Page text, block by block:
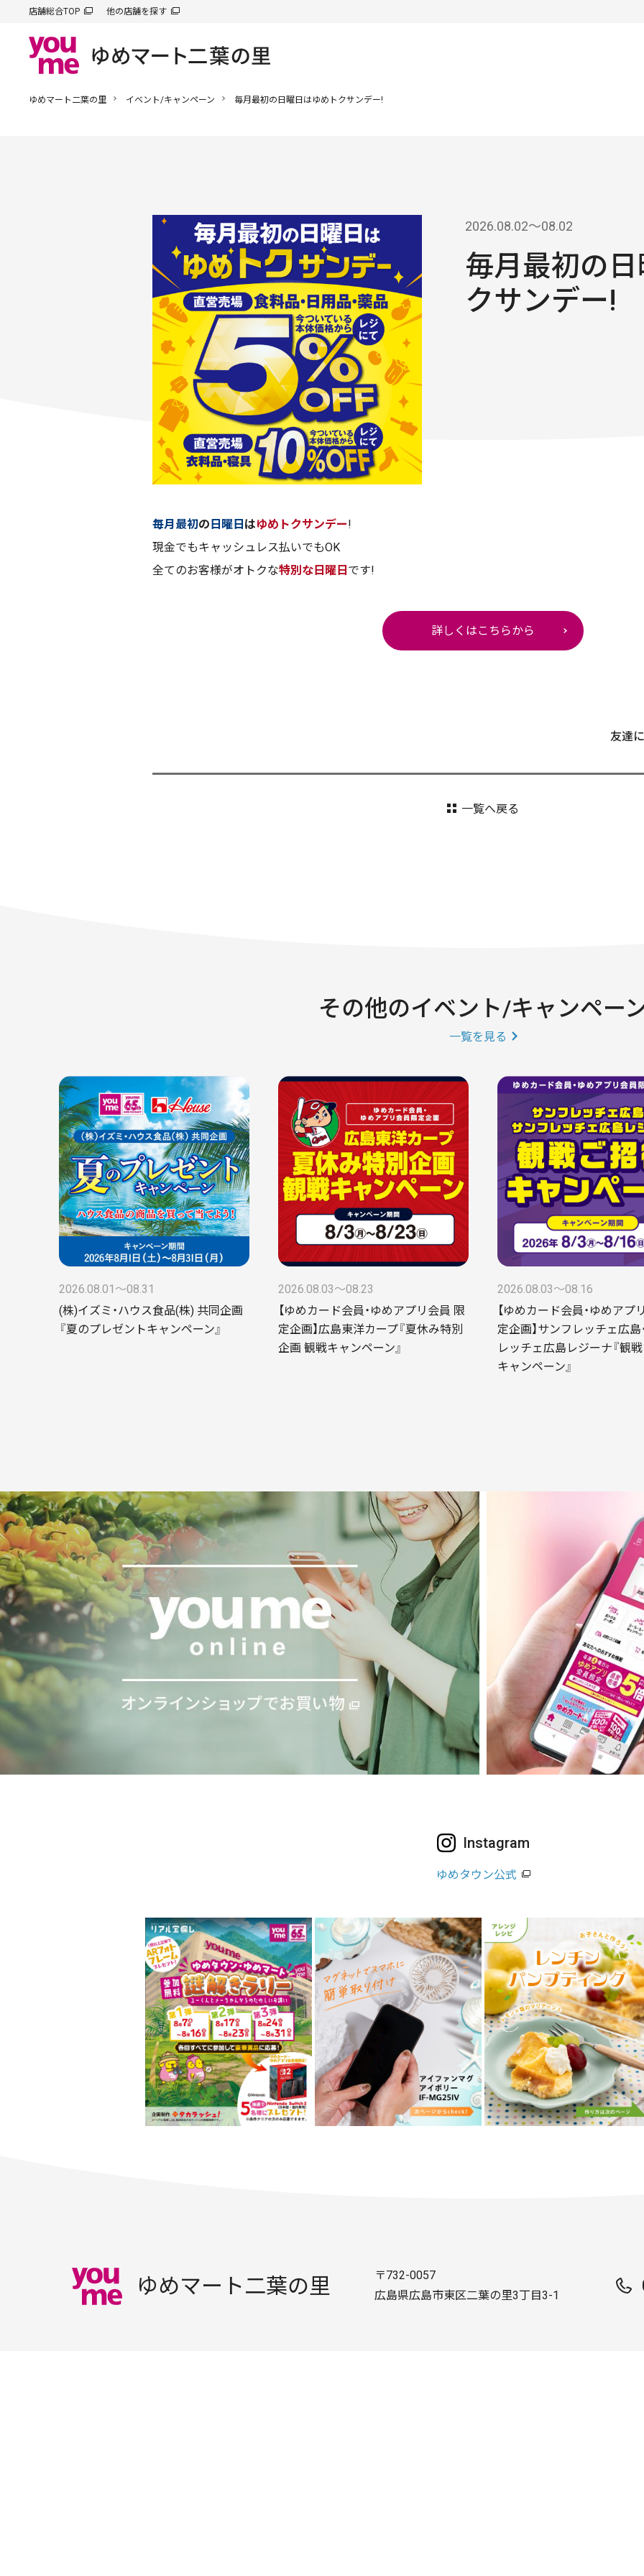
店舗総合TOP 他の店舗を探す
ゆめマート二葉の里 イベント/キャンペーン 毎月最初の日曜日はゆめトクサンデー!
2026.08.02〜08.02
毎月最初の
クサンデー!
毎月最初の 日曜日 はゆめトクサンデー!
現金でもキャッシュレス払いでもOK
全てのお客様がオトクな特別な日曜日 です!
詳しくはこちらから
友達
一覧へ戻る
その他のイベント/キャンペー
一覧を見る
2026.08.01〜08.31
(株)イズミ・ハウス食品(株) 共同企画
『夏のプレゼントキャンペーン』
2026.08.03〜08.23
【ゆめカード会員・ゆめアプリ会員 限
定企画】広島東洋カープ『夏休み特別
企画 観戦キャンペーン』
2026.08.03〜08.16
【ゆめカード会員・ゆめアプ
定企画】サンフレッチェ広島
レッチェ広島レジーナ『観
キャンペーン』
Instagram
ゆめタウン公式
ゆめマート二葉の里
〒732-0057
広島県広島市東区二葉の里3丁目3-1